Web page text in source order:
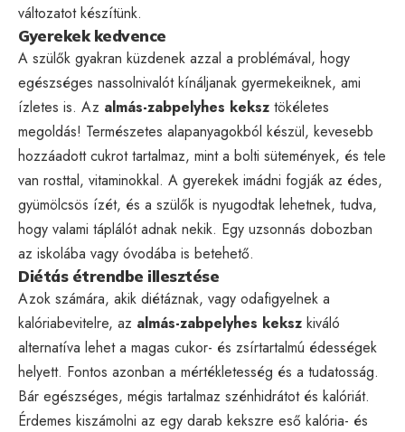
változatot készítünk.
Gyerekek kedvence
A szülők gyakran küzdenek azzal a problémával, hogy
egészséges nassolnivalót kínáljanak gyermekeiknek, ami
ízletes is. Az almás-zabpelyhes keksz tökéletes
megoldás! Természetes alapanyagokból készül, kevesebb
hozzáadott cukrot tartalmaz, mint a bolti sütemények, és tele
van rosttal, vitaminokkal. A gyerekek imádni fogják az édes,
gyümölcsös ízét, és a szülők is nyugodtak lehetnek, tudva,
hogy valami táplálót adnak nekik. Egy uzsonnás dobozban
az iskolába vagy óvodába is betehető.
Diétás étrendbe illesztése
Azok számára, akik diétáznak, vagy odafigyelnek a
kalóriabevitelre, az almás-zabpelyhes keksz kiváló
alternatíva lehet a magas cukor- és zsírtartalmú édességek
helyett. Fontos azonban a mértékletesség és a tudatosság.
Bár egészséges, mégis tartalmaz szénhidrátot és kalóriát.
Érdemes kiszámolni az egy darab kekszre eső kalória- és